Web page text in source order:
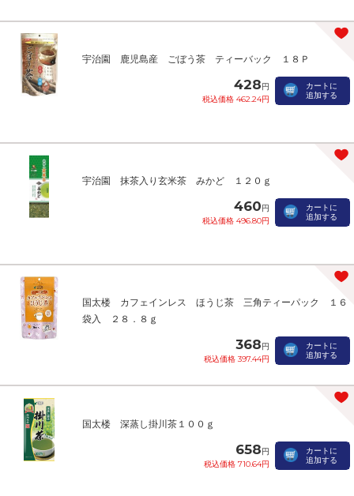
宇治園 鹿児島産 ごぼう茶 ティーバック １８Ｐ
428円
税込価格 462.24円
カートに
追加する
宇治園 抹茶入り玄米茶 みかど １２０ｇ
460円
税込価格 496.80円
カートに
追加する
国太楼 カフェインレス ほうじ茶 三角ティーパック １６
袋入 ２８．８ｇ
368円
税込価格 397.44円
カートに
追加する
国太楼 深蒸し掛川茶１００ｇ
658円
税込価格 710.64円
カートに
追加する